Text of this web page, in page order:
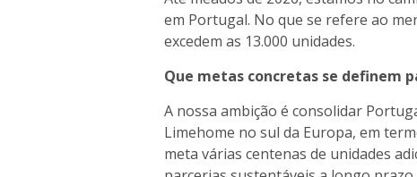
em Portugal. No que se refere ao
excedem as 13.000 unidades.
Que metas concretas se definem
A nossa ambição é consolidar
Limehome no sul da Europa, em
meta várias centenas de unidades